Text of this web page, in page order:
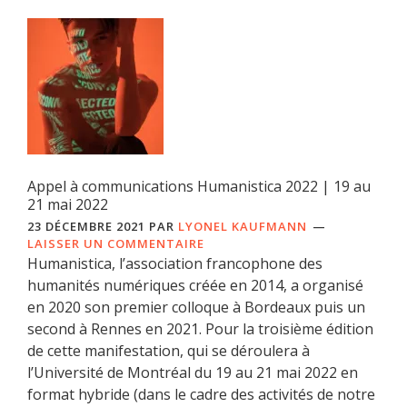
Appel à communications Humanistica 2022 | 19 au
21 mai 2022
23 DÉCEMBRE 2021 PAR LYONEL KAUFMANN
LAISSER UN COMMENTAIRE
Humanistica, l’association francophone des
humanités numériques créée en 2014, a organisé
en 2020 son premier colloque à Bordeaux puis un
second à Rennes en 2021. Pour la troisième édition
de cette manifestation, qui se déroulera à
l’Université de Montréal du 19 au 21 mai 2022 en
format hybride (dans le cadre des activités de notre